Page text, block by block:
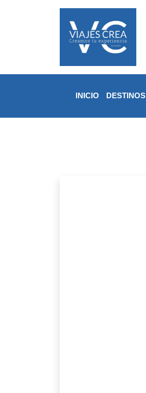
INICIO DESTINOS